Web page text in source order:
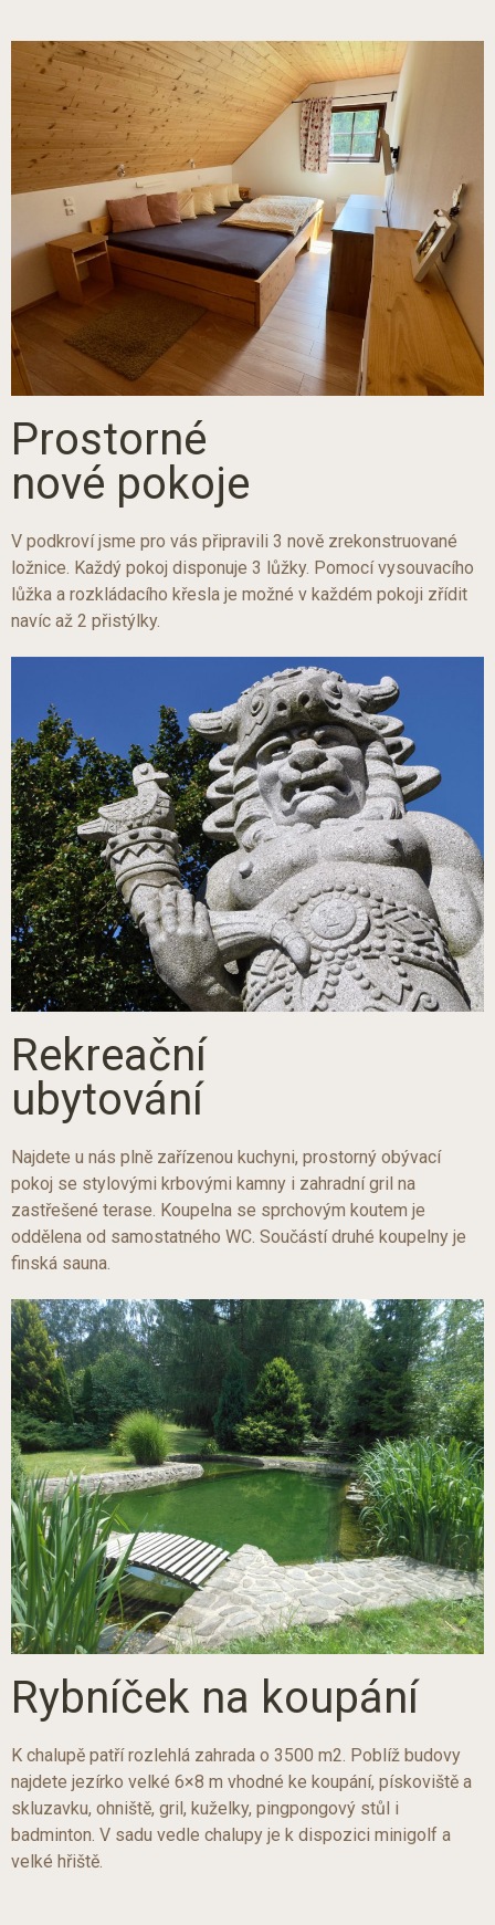
Prostorné
nové pokoje
V podkroví jsme pro vás připravili 3 nově zrekonstruované
ložnice. Každý pokoj disponuje 3 lůžky. Pomocí vysouvacího
lůžka a rozkládacího křesla je možné v každém pokoji zřídit
navíc až 2 přistýlky.
Rekreační
ubytování
Najdete u nás plně zařízenou kuchyni, prostorný obývací
pokoj se stylovými krbovými kamny i zahradní gril na
zastřešené terase. Koupelna se sprchovým koutem je
oddělena od samostatného WC. Součástí druhé koupelny je
finská sauna.
Rybníček na koupání
K chalupě patří rozlehlá zahrada o 3500 m2. Poblíž budovy
najdete jezírko velké 6×8 m vhodné ke koupání, pískoviště a
skluzavku, ohniště, gril, kuželky, pingpongový stůl i
badminton. V sadu vedle chalupy je k dispozici minigolf a
velké hřiště.